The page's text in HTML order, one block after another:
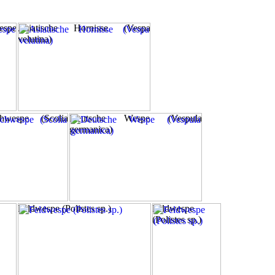
Asiatische Hornisse (Vespa
velutina)
(Scolia Deutsche Wespe (Vespula
germanica)
Feldwespe (Polistes sp.)
Feldwespe
(Polistes sp.)